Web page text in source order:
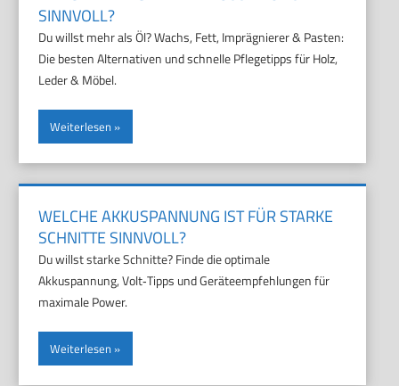
INNVOLL?
Du willst mehr als Öl? Wachs, Fett, Imprägnierer & Pasten:
Die besten Alternativen und schnelle Pflegetipps für Holz,
Leder & Möbel.
Weiterlesen
WELCHE AKKUSPANNUNG IST FÜR STARKE
SCHNITTE SINNVOLL?
Du willst starke Schnitte? Finde die optimale
Akkuspannung, Volt‑Tipps und Geräteempfehlungen für
maximale Power.
Weiterlesen